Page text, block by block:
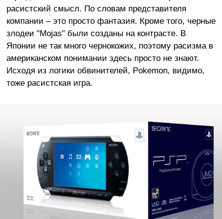
расистский смысл. По словам представителя
компании – это просто фантазия. Кроме того, черные
злодеи "Mojas" были созданы на контрасте. В
Японии не так много чернокожих, поэтому расизма в
американском понимании здесь просто не знают.
Исходя из логики обвинителей, Pokemon, видимо,
тоже расистская игра.